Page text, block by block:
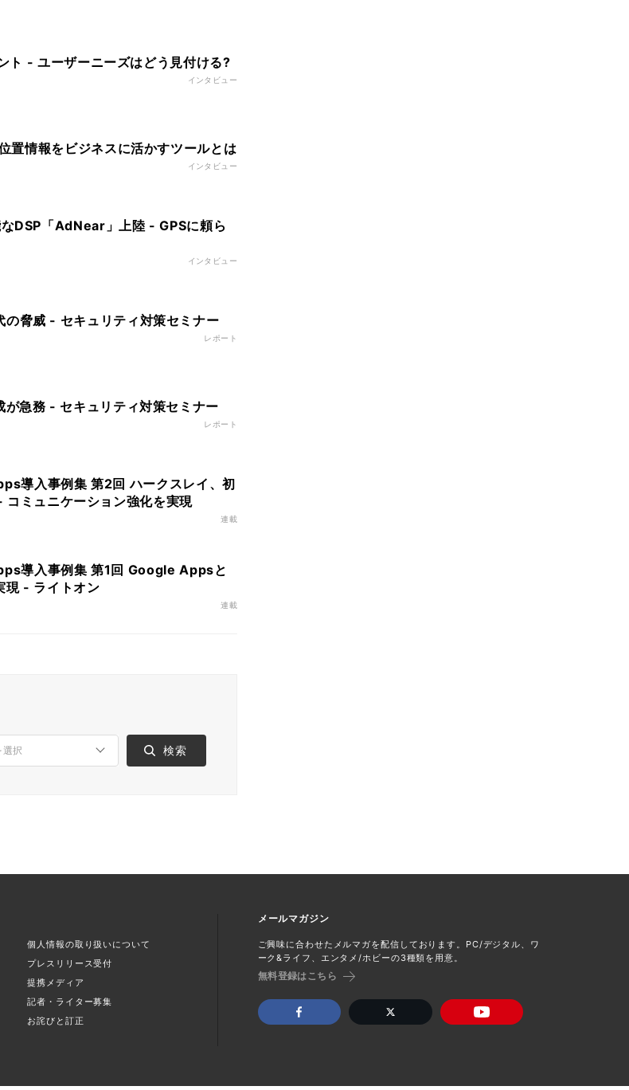
- ユーザーニーズはどう見付ける?
インタビュー
置情報をビジネスに活かすツールとは
インタビュー
DSP「AdNear」上陸 - GPSに頼ら
インタビュー
脅威 - セキュリティ対策セミナー
レポート
急務 - セキュリティ対策セミナー
レポート
導入事例集 第2回 ハークスレイ、初
ミュニケーション強化を実現
連載
導入事例集 第1回 Google Appsと
現 - ライトオン
連載
個人情報の取り扱いについて
プレスリリース受付
提携メディア
記者・ライター募集
お詫びと訂正
メールマガジン
ご興味に合わせたメルマガを配信しております。PC/デジタル、ワ
ーク&ライフ、エンタメ/ホビーの3種類を用意。
無料登録はこちら